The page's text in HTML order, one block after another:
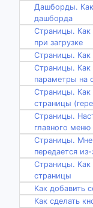
Дашборды. Как
дашборда
Страницы. Как
при загрузке
Страницы. Как
Страницы. Как
параметры на
Страницы. Как
страницы
Страницы.
главного меню
Страницы. Мне
передается
Страницы. Как
страницы
Как добавить
Как сделать